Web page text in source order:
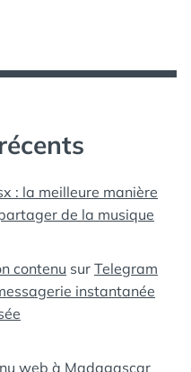
: la meilleure manière
de la musique
contenu sur Telegram
instantanée
web à Madagascar